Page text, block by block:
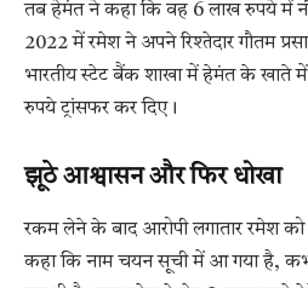
तब हेमंत ने कहा कि वह 6 लाख रुपये में
2022 में रमेश ने अपने रिश्तेदार गौतम
भारतीय स्टेट बैंक शाखा में हेमंत के खाते
रुपये ट्रांसफर कर दिए।
झूठे आश्वासन और फिर धोखा
रकम लेने के बाद आरोपी लगातार रमेश
कहा कि नाम चयन सूची में आ गया है,